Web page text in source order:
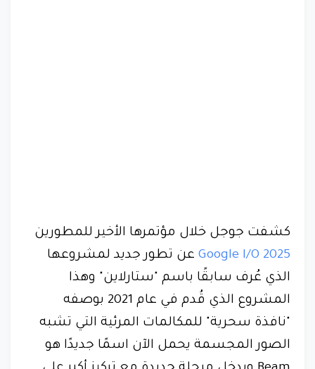
كشفت جوجل خلال مؤتمرها الأخير للمطورين
Google I/O 2025 عن تطور جديد لمشروعها
الذي عُرف سابقًا باسم "ستارلاين" وهذا
المشروع الذي قُدم في عام 2021 بوصفه
"نافذة سحرية" للمكالمات المرئية التي تشبه
الصور المجسمة يحمل الآن اسمًا جديدًا هو